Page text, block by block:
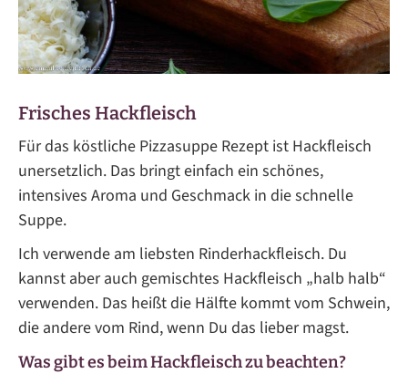
Frisches Hackfleisch
Für das köstliche Pizzasuppe Rezept ist Hackfleisch
unersetzlich. Das bringt einfach ein schönes,
intensives Aroma und Geschmack in die schnelle
Suppe.
Ich verwende am liebsten Rinderhackfleisch. Du
kannst aber auch gemischtes Hackfleisch „halb halb“
verwenden. Das heißt die Hälfte kommt vom Schwein,
die andere vom Rind, wenn Du das lieber magst.
Was gibt es beim Hackfleisch zu beachten?